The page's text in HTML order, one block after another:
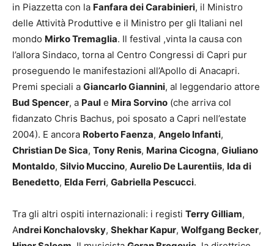
in Piazzetta con la Fanfara dei Carabinieri, il Ministro
delle Attività Produttive e il Ministro per gli Italiani nel
mondo Mirko Tremaglia. Il festival ,vinta la causa con
l’allora Sindaco, torna al Centro Congressi di Capri pur
proseguendo le manifestazioni all’Apollo di Anacapri.
Premi speciali a Giancarlo Giannini, al leggendario attore
Bud Spencer, a Paul e Mira Sorvino (che arriva col
fidanzato Chris Bachus, poi sposato a Capri nell’estate
2004). E ancora Roberto Faenza, Angelo Infanti,
Christian De Sica, Tony Renis, Marina Cicogna, Giuliano
Montaldo, Silvio Muccino, Aurelio De Laurentiis, Ida di
Benedetto, Elda Ferri, Gabriella Pescucci.
Tra gli altri ospiti internazionali: i registi Terry Gilliam,
Andrei Konchalovsky, Shekhar Kapur, Wolfgang Becker,